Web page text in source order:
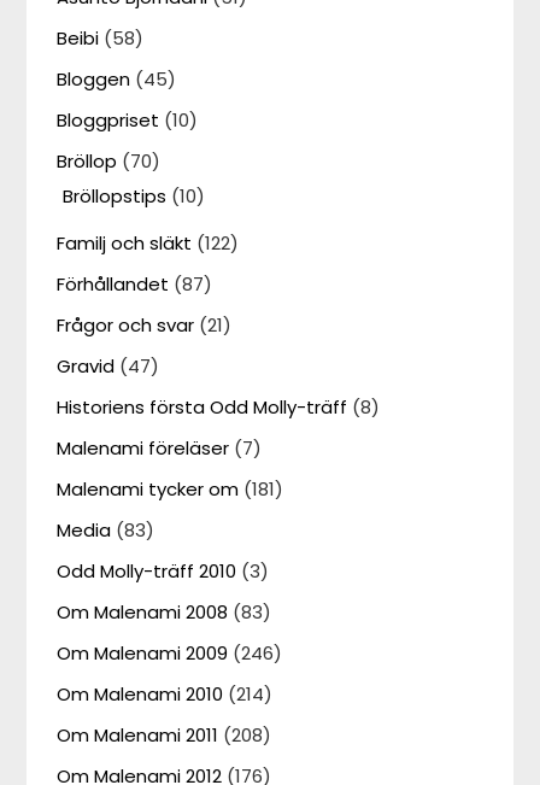
Beibi (58)
Bloggen (45)
Bloggpriset (10)
Bröllop (70)
Bröllopstips (10)
Familj och släkt (122)
Förhållandet (87)
Frågor och svar (21)
Gravid (47)
Historiens första Odd Molly-träff (8)
Malenami föreläser (7)
Malenami tycker om (181)
Media (83)
Odd Molly-träff 2010 (3)
Om Malenami 2008 (83)
Om Malenami 2009 (246)
Om Malenami 2010 (214)
Om Malenami 2011 (208)
Om Malenami 2012 (176)